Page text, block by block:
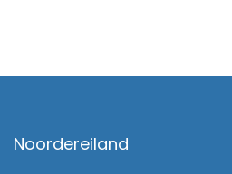
Noordereiland